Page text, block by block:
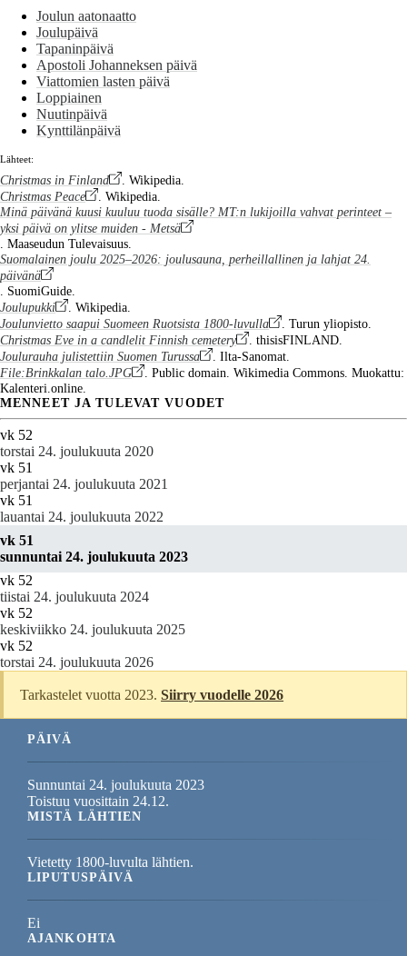
Joulun aatonaatto
Joulupäivä
Tapaninpäivä
Apostoli Johanneksen päivä
Viattomien lasten päivä
Loppiainen
Nuutinpäivä
Kynttilänpäivä
Lähteet:
Christmas in Finland
. Wikipedia.
Christmas Peace
. Wikipedia.
Minä päivänä kuusi kuuluu tuoda sisälle? MT:n lukijoilla vahvat perinteet –
yksi päivä on ylitse muiden - Metsä
. Maaseudun Tulevaisuus.
Suomalainen joulu 2025–2026: joulusauna, perheillallinen ja lahjat 24.
päivänä
. SuomiGuide.
Joulupukki
. Wikipedia.
Joulunvietto saapui Suomeen Ruotsista 1800-luvulla
. Turun yliopisto.
Christmas Eve in a candlelit Finnish cemetery
. thisisFINLAND.
Joulurauha julistettiin Suomen Turussa
. Ilta-Sanomat.
File:Brinkkalan talo.JPG
. Public domain. Wikimedia Commons. Muokattu:
Kalenteri.online.
MENNEET JA TULEVAT VUODET
vk 52
torstai 24. joulukuuta 2020
vk 51
perjantai 24. joulukuuta 2021
vk 51
lauantai 24. joulukuuta 2022
vk 51
sunnuntai 24. joulukuuta 2023
vk 52
tiistai 24. joulukuuta 2024
vk 52
keskiviikko 24. joulukuuta 2025
vk 52
torstai 24. joulukuuta 2026
Tarkastelet vuotta 2023.Siirry vuodelle 2026
PÄIVÄ
Sunnuntai 24. joulukuuta 2023
Toistuu vuosittain 24.12.
MISTÄ LÄHTIEN
Vietetty 1800-luvulta lähtien.
LIPUTUSPÄIVÄ
Ei
AJANKOHTA